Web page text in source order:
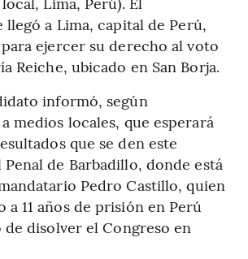
a Lima, capital de Perú,
ejercer su derecho al voto
Reiche, ubicado en San Borja.
informó, según
medios locales, que esperará
que se den este
de Barbadillo, donde está
Pedro Castillo, quien
a 11 años de prisión en Perú
disolver el Congreso en